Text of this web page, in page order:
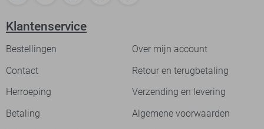
Klantenservice
Bestellingen
Over mijn account
Contact
Retour en terugbetaling
Herroeping
Verzending en levering
Betaling
Algemene voorwaarden